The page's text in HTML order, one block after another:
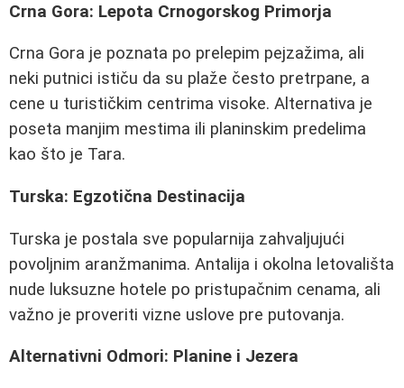
Crna Gora: Lepota Crnogorskog Primorja
Crna Gora je poznata po prelepim pejzažima, ali
neki putnici ističu da su plaže često pretrpane, a
cene u turističkim centrima visoke. Alternativa je
poseta manjim mestima ili planinskim predelima
kao što je Tara.
Turska: Egzotična Destinacija
Turska je postala sve popularnija zahvaljujući
povoljnim aranžmanima. Antalija i okolna letovališta
nude luksuzne hotele po pristupačnim cenama, ali
važno je proveriti vizne uslove pre putovanja.
Alternativni Odmori: Planine i Jezera